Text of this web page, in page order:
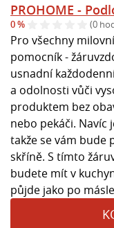
PROHOME -
0 % (0
Pro všechny
pomocník -
usnadní
a odolnosti vůči
produktem bez
nebo pekáči. Navíc
takže se vám bude
skříně. S tímto
budete mít v
půjde jako po